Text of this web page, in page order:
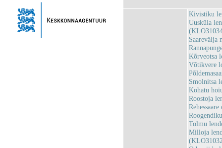
Kivistiku
Uusküla
Saarevälja
Kõrveotsa
Võtikvere
Smolnitsa
Kohatu
Roostoja
Tolmu
Milloja